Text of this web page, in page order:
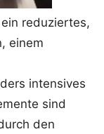
reduziertes,
einem
intensives
sind
den